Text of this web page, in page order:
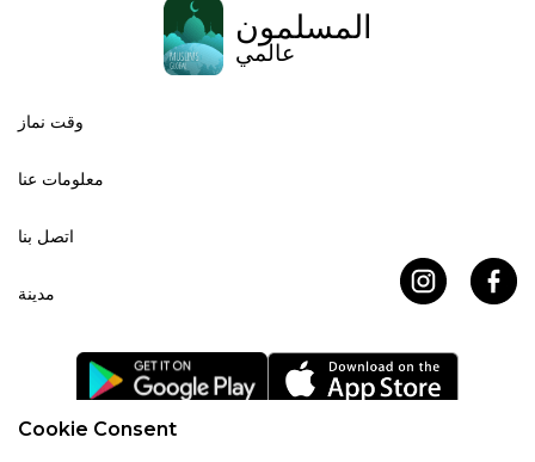
Cookie Consent
المسلمون
عالمي
وقت نماز
معلومات عنا
اتصل بنا
مدينة